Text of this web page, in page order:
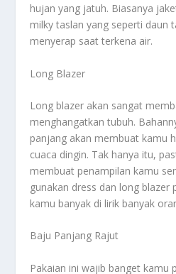
hujan yang jatuh. Biasanya
milky taslan yang seperti daun
menyerap saat terkena air.
Long Blazer
Long blazer akan sangat
menghangatkan tubuh.
panjang akan membuat kamu
cuaca dingin. Tak hanya itu,
membuat penampilan kamu
gunakan dress dan long
kamu banyak di lirik banyak
Baju Panjang Rajut
Pakaian ini wajib banget kamu